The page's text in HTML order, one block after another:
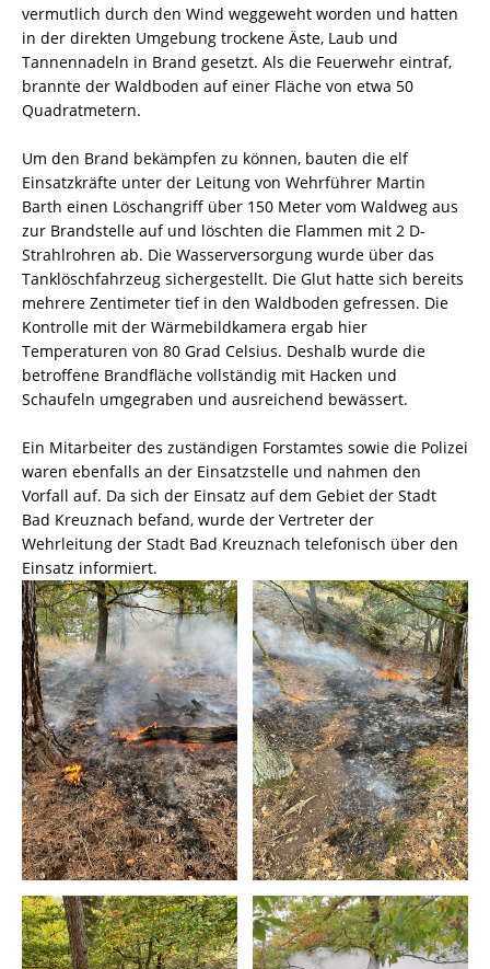
vermutlich durch den Wind weggeweht worden und hatten
in der direkten Umgebung trockene Äste, Laub und
Tannennadeln in Brand gesetzt. Als die Feuerwehr eintraf,
brannte der Waldboden auf einer Fläche von etwa 50
Quadratmetern.
Um den Brand bekämpfen zu können, bauten die elf
Einsatzkräfte unter der Leitung von Wehrführer Martin
Barth einen Löschangriff über 150 Meter vom Waldweg aus
zur Brandstelle auf und löschten die Flammen mit 2 D-
Strahlrohren ab. Die Wasserversorgung wurde über das
Tanklöschfahrzeug sichergestellt. Die Glut hatte sich bereits
mehrere Zentimeter tief in den Waldboden gefressen. Die
Kontrolle mit der Wärmebildkamera ergab hier
Temperaturen von 80 Grad Celsius. Deshalb wurde die
betroffene Brandfläche vollständig mit Hacken und
Schaufeln umgegraben und ausreichend bewässert.
Ein Mitarbeiter des zuständigen Forstamtes sowie die Polizei
waren ebenfalls an der Einsatzstelle und nahmen den
Vorfall auf. Da sich der Einsatz auf dem Gebiet der Stadt
Bad Kreuznach befand, wurde der Vertreter der
Wehrleitung der Stadt Bad Kreuznach telefonisch über den
Einsatz informiert.